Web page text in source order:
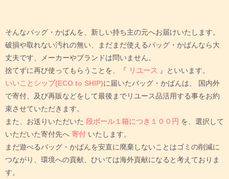
そんなバッグ・かばんを、新しい持ち主の元へお届けいたします。
破損や取れない汚れの無い、まだまだ使えるバッグ・かばんなら大
丈夫です、メーカーやブランドは問いません。
捨てずに再び使ってもらうことを、『 リユース 』といいます。
いいことシップ(ECO to SHIP)に届いたバッグ・かばんは、
国内外
で寄付、及び再販などをして最後までリユース品活用する事をお約
束させていただきます。
また、お送りいただいた 段ボール１箱につき１００円 を、選択して
いただいた寄付先へ 寄付 いたします。
まだ遊べるバッグ・かばんを安直に廃棄しないことはゴミの削減に
つながり、環境への貢献、ひいては海外貢献になると考えておりま
す。